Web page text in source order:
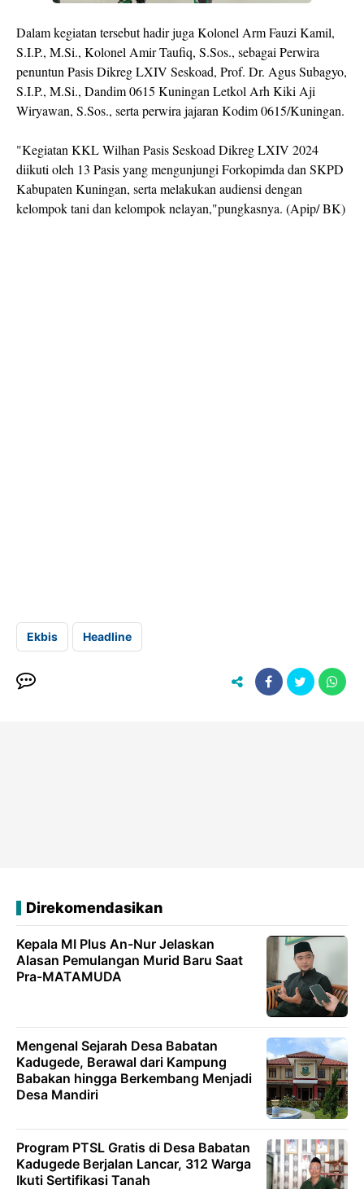
Dalam kegiatan tersebut hadir juga Kolonel Arm Fauzi Kamil,
S.I.P., M.Si., Kolonel Amir Taufiq, S.Sos., sebagai Perwira
penuntun Pasis Dikreg LXIV Seskoad, Prof. Dr. Agus Subagyo,
S.I.P., M.Si., Dandim 0615 Kuningan Letkol Arh Kiki Aji
Wiryawan, S.Sos., serta perwira jajaran Kodim 0615/Kuningan.
"Kegiatan KKL Wilhan Pasis Seskoad Dikreg LXIV 2024
diikuti oleh 13 Pasis yang mengunjungi Forkopimda dan SKPD
Kabupaten Kuningan, serta melakukan audiensi dengan
kelompok tani dan kelompok nelayan,"pungkasnya. (Apip/ BK)
Ekbis Headline
Direkomendasikan
Kepala MI Plus An-Nur Jelaskan
Alasan Pemulangan Murid Baru Saat
Pra-MATAMUDA
Mengenal Sejarah Desa Babatan
Kadugede, Berawal dari Kampung
Babakan hingga Berkembang Menjadi
Desa Mandiri
Program PTSL Gratis di Desa Babatan
Kadugede Berjalan Lancar, 312 Warga
Ikuti Sertifikasi Tanah